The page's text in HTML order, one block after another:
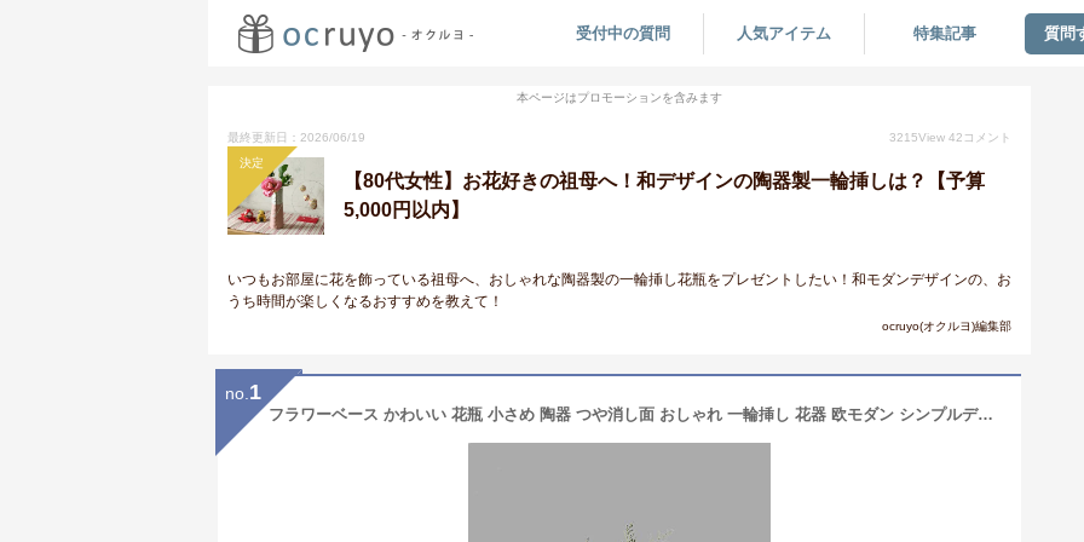
受付中の質問 人気アイテム 特集記事 質問
本ページはプロモーションを含みます
最終更新日：2026/06/19 3215View 42 コメント
決定
【80代女性】お花好きの祖母へ！和デザインの陶器製一輪挿しは？【予算
5,000円以内】
いつもお部屋に花を飾っている祖母へ、おしゃれな陶器製の一輪挿し花瓶をプレゼントしたい！和モダンデザインの、お
うち時間が楽しくなるおすすめを教えて！
ocruyo(オクルヨ)編集部
no. 1
フラワーベース かわいい 花瓶 小さめ 陶器 つや消し面 おしゃれ 一輪挿し 花器 欧モダン シンプルデザイン インテリア装飾 生け花 和風花瓶 (ディープグリーン)